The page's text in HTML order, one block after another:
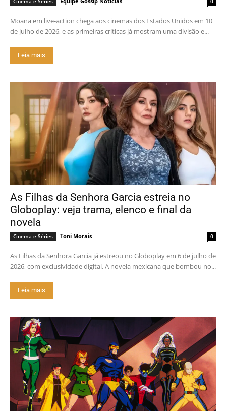
Moana em live-action chega aos cinemas dos Estados Unidos em 10
de julho de 2026, e as primeiras críticas já mostram uma divisão e...
Leia mais
As Filhas da Senhora Garcia estreia no
Globoplay: veja trama, elenco e final da
novela
Cinema e Séries Toni Morais 0
As Filhas da Senhora Garcia já estreou no Globoplay em 6 de julho de
2026, com exclusividade digital. A novela mexicana que bombou no...
Leia mais